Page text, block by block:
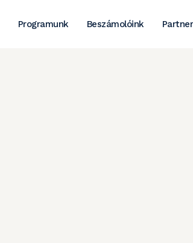
Programunk Beszámolóink